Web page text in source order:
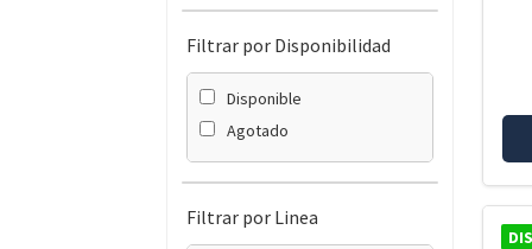
Filtrar por Disponibilidad
Disponible
Agotado
Filtrar por Linea